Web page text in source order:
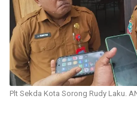
Plt Sekda Kota Sorong Rudy Laku.